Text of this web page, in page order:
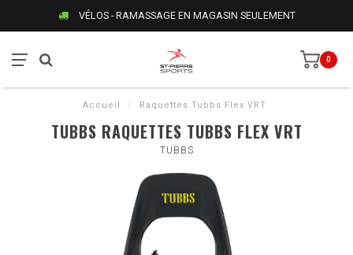
VÉLOS - RAMASSAGE EN MAGASIN SEULEMENT
0
Accueil / Raquettes Tubbs Flex VRT
TUBBS RAQUETTES TUBBS FLEX VRT
TUBBS